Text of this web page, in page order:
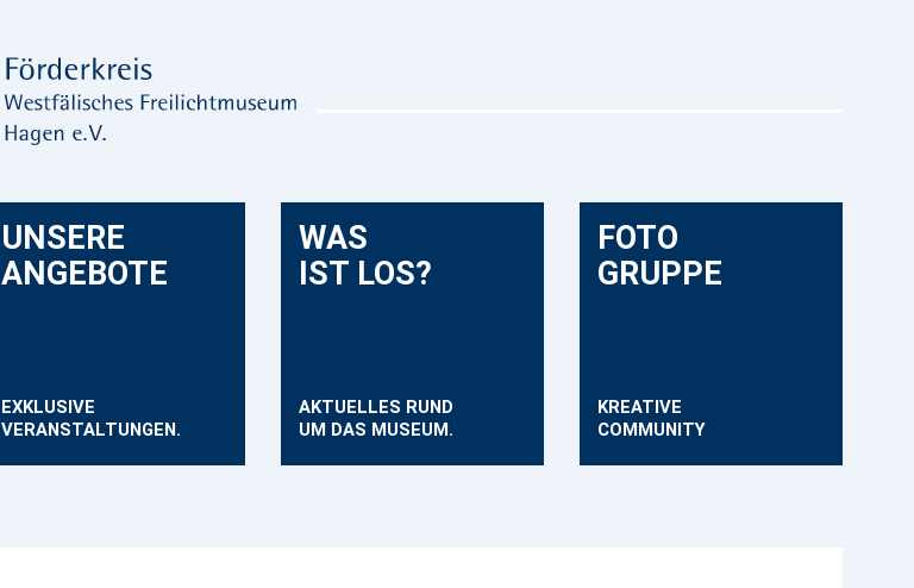
UNSERE
ANGEBOTE
EXKLUSIVE
VERANSTALTUNGEN.
WAS
IST LOS?
AKTUELLES RUND
UM DAS MUSEUM.
FOTO
GRUPPE
KREATIVE
COMMUNITY